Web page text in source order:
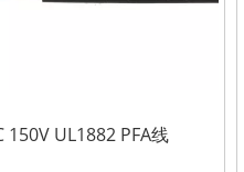
150V UL1882 PFA线